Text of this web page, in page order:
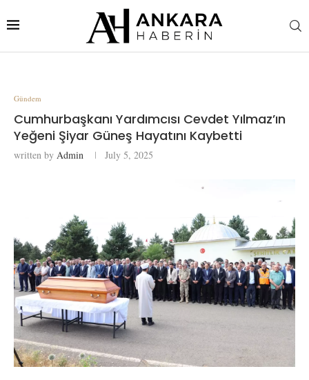
Gündem
Cumhurbaşkanı Yardımcısı Cevdet Yılmaz’ın
Yeğeni Şiyar Güneş Hayatını Kaybetti
written by Admin July 5, 2025